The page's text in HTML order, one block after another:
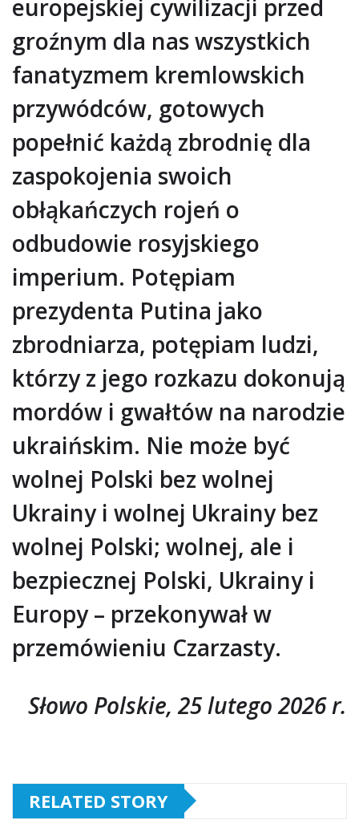
europejskiej cywilizacji przed
groźnym dla nas wszystkich
fanatyzmem kremlowskich
przywódców, gotowych
popełnić każdą zbrodnię dla
zaspokojenia swoich
obłąkańczych rojeń o
odbudowie rosyjskiego
imperium. Potępiam
prezydenta Putina jako
zbrodniarza, potępiam ludzi,
którzy z jego rozkazu dokonują
mordów i gwałtów na narodzie
ukraińskim. Nie może być
wolnej Polski bez wolnej
Ukrainy i wolnej Ukrainy bez
wolnej Polski; wolnej, ale i
bezpiecznej Polski, Ukrainy i
Europy – przekonywał w
przemówieniu Czarzasty.
Słowo Polskie, 25 lutego 2026 r.
RELATED STORY